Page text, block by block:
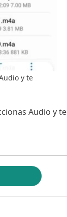
y te
Audio y te